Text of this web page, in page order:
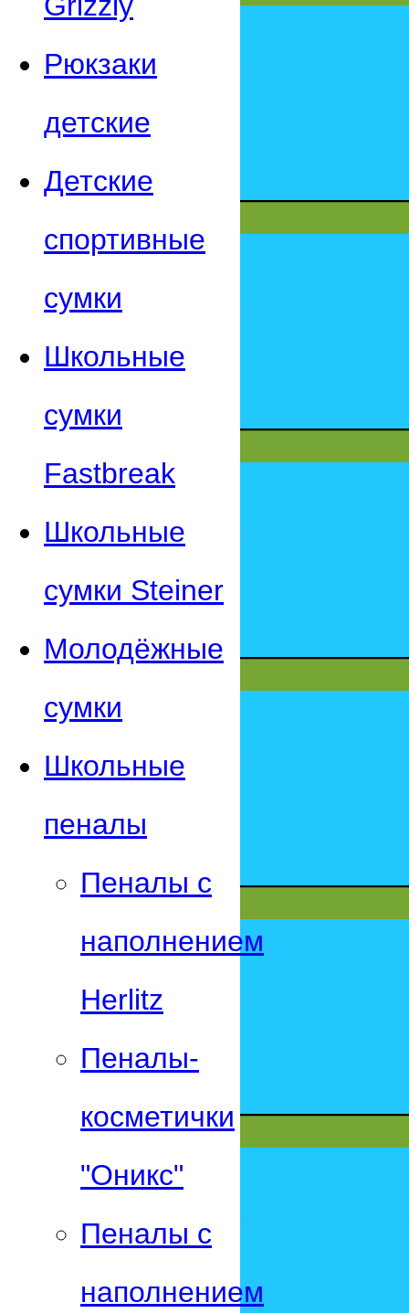
Рюкзаки
детские
Детские
спортивные
сумки
Школьные
сумки
Fastbreak
Школьные
сумки Steiner
Молодёжные
сумки
Школьные
пеналы
Пеналы с
наполнением
Herlitz
Пеналы-
косметички
"Оникс"
Пеналы с
наполнением